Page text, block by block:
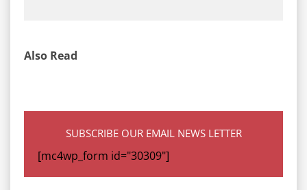
Also Read
SUBSCRIBE OUR EMAIL NEWS LETTER
[mc4wp_form id="30309"]